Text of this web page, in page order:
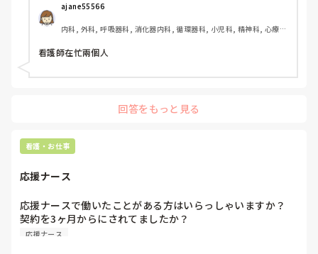
ajane55566
内科, 外科, 呼吸器科, 消化器内科, 循環器科, 小児科, 精神科, 心療内
ナース, 訪問看護, 介護施設, 老健施設, 離職中, 保健師, 神経内科, 消
化器外科, 保育園・学校, 小規模多機能, 看護多機能, 助産師
看護師在忙兩個人
回答をもっと見る
看護・お仕事
応援ナース
応援ナースで働いたことがある方はいらっしゃいますか？
契約を3ヶ月からにされてましたか？
応援ナース